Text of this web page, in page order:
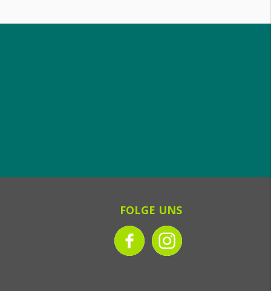
FOLGE UNS